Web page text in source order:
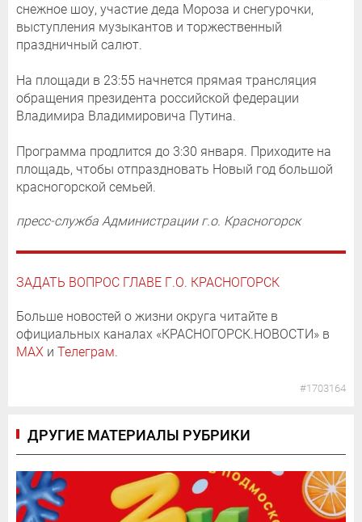
снежное шоу, участие деда Мороза и снегурочки,
выступления музыкантов и торжественный
праздничный салют.
На площади в 23:55 начнется прямая трансляция
обращения президента российской федерации
Владимира Владимировича Путина.
Программа продлится до 3:30 января. Приходите на
площадь, чтобы отпраздновать Новый год большой
красногорской семьей.
пресс-служба Администрации г.о. Красногорск
ЗАДАТЬ ВОПРОС ГЛАВЕ Г.О. КРАСНОГОРСК
Больше новостей о жизни округа читайте в
официальных каналах «КРАСНОГОРСК.НОВОСТИ» в
MAX и Телеграм.
#1703164
ДРУГИЕ МАТЕРИАЛЫ РУБРИКИ